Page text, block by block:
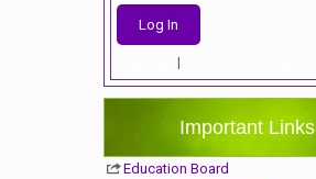
|
Important Links
Education Board